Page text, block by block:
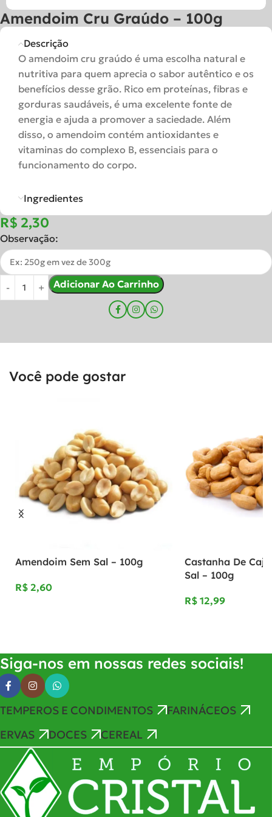
Amendoim Cru Graúdo – 100g
Descrição
O amendoim cru graúdo é uma escolha natural e
nutritiva para quem aprecia o sabor autêntico e os
benefícios desse grão. Rico em proteínas, fibras e
gorduras saudáveis, é uma excelente fonte de
energia e ajuda a promover a saciedade. Além
disso, o amendoim contém antioxidantes e
vitaminas do complexo B, essenciais para o
funcionamento do corpo.
Ingredientes
R$
Observação:
Adicionar Ao Carrinho
Você pode gostar
Amendoim Sem Sal – 100g
R$
Castanha De
Sal – 100g
R$
Siga-nos em nossas redes sociais!
TEMPEROS E CONDIMENTOS
FARINÁCEOS
ERVAS
DOCES CEREAL